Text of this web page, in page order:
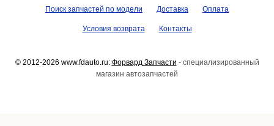
Поиск запчастей по модели Доставка Оплата
Условия возврата Контакты
© 2012-2026 www.fdauto.ru: Форвард Запчасти - специализированный
магазин автозапчастей